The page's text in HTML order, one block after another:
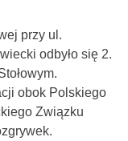
przy ul.
odbyło się 2.
obok Polskiego
Związku